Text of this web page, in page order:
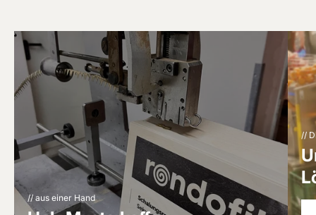
// aus einer Hand
//